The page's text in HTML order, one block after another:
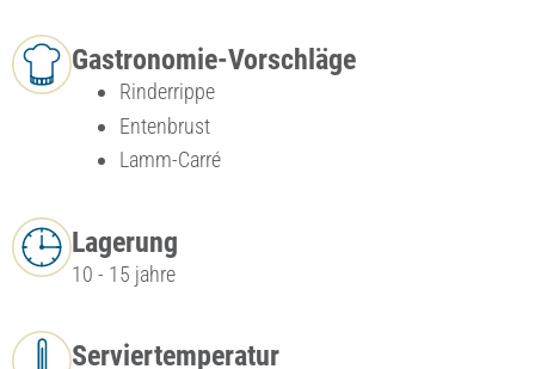
Gastronomie-Vorschläge
Rinderrippe
Entenbrust
Lamm-Carré
Lagerung
10 - 15 jahre
Serviertemperatur